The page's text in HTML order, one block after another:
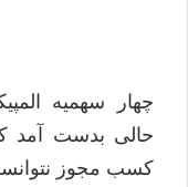
چهار سهمیه
حالی بدست آمد
کسب مجوز